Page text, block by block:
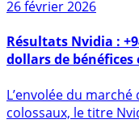
26 février 2026
dollars de bénéfices